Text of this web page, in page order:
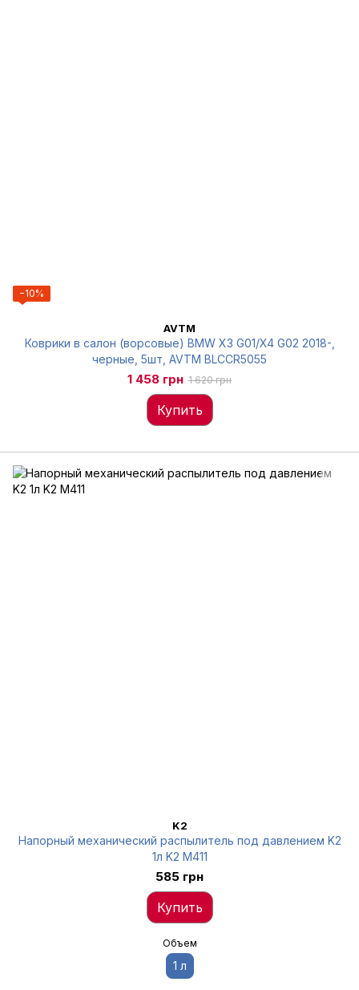
−10%
AVTM
Коврики в салон (ворсовые) BMW X3 G01/X4 G02 2018-,
черные, 5шт, AVTM BLCCR5055
1 458 грн 1 620 грн
Купить
K2
Напорный механический распылитель под давлением K2
1л K2 M411
585 грн
Купить
Объем
1 л